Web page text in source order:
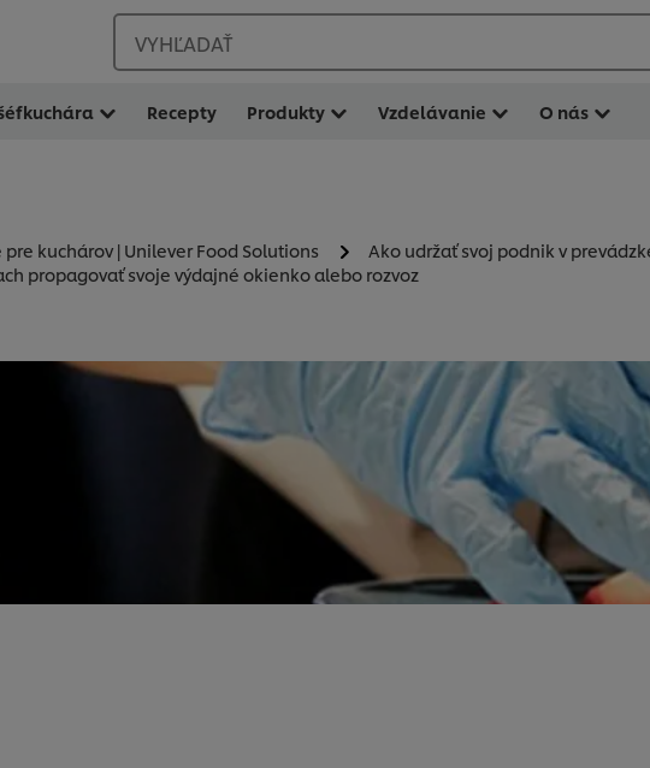
VYHĽADAŤ
Recepty Produkty Vzdelávanie O nás
pre kuchárov | Unilever Food Solutions
Ako udržať svoj podnik v
propagovať svoje výdajné okienko alebo rozvoz